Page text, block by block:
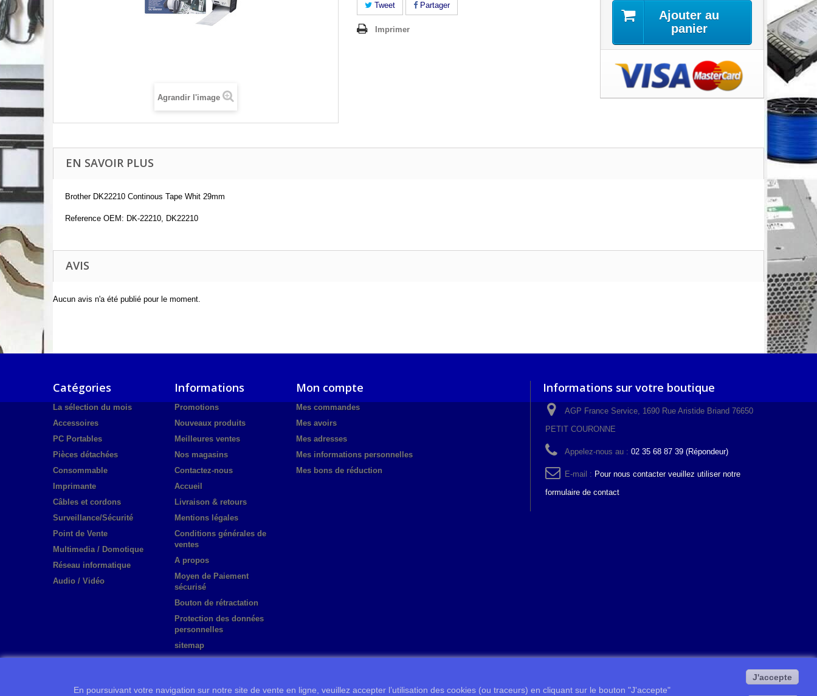
Agrandir l'image
Tweet Partager
Imprimer
Ajouter au
panier
EN SAVOIR PLUS
Brother DK22210 Continous Tape Whit 29mm
Reference OEM: DK-22210, DK22210
AVIS
Aucun avis n'a été publié pour le moment.
Catégories
La sélection du mois
Accessoires
PC Portables
Pièces détachées
Consommable
Imprimante
Câbles et cordons
Surveillance/Sécurité
Point de Vente
Multimedia / Domotique
Réseau informatique
Audio / Vidéo
Informations
Promotions
Nouveaux produits
Meilleures ventes
Nos magasins
Contactez-nous
Accueil
Livraison & retours
Mentions légales
Conditions générales de
ventes
A propos
Moyen de Paiement
sécurisé
Bouton de rétractation
Protection des données
personnelles
sitemap
Mon compte
Mes commandes
Mes avoirs
Mes adresses
Mes informations personnelles
Mes bons de réduction
Informations sur votre boutique
AGP France Service, 1690 Rue Aristide Briand 76650
PETIT COURONNE
Appelez-nous au : 02 35 68 87 39 (Répondeur)
E-mail : Pour nous contacter veuillez utiliser notre
formulaire de contact
En poursuivant votre navigation sur notre site de vente en ligne, veuillez accepter l’utilisation des cookies (ou traceurs) en cliquant sur le bouton "J'accepte"
J'accepte